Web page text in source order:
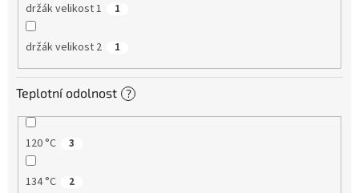
držák velikost 1 1
držák velikost 2 1
Teplotní odolnost ?
120 °C 3
134 °C 2